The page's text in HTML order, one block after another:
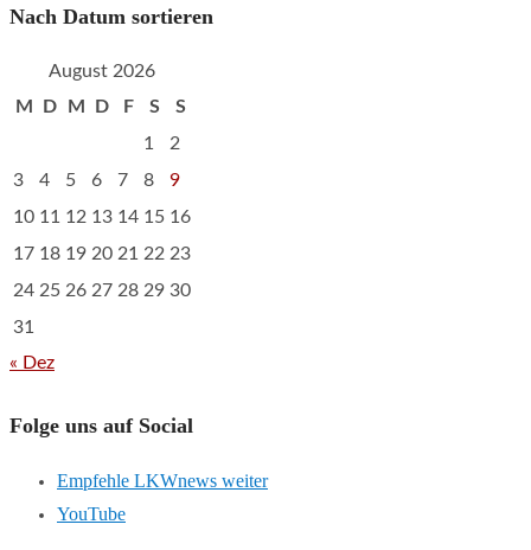
Nach Datum sortieren
August 2026
M
D M D F S
S
1
2
3
4 5 6 7 8
9
10 11 12 13 14 15 16
17 18 19 20 21 22 23
24 25 26 27 28 29 30
31
« Dez
Folge uns auf Social
Empfehle LKWnews weiter
YouTube